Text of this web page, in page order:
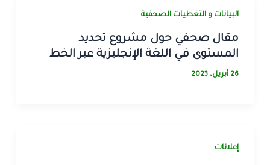
البيانات و التغطيات الصحفية
مقال صحفي حول مشروع تحديد
المستوى في اللغة الإنجليزية عبر الخط
26 أبريل، 2023
إعلانات